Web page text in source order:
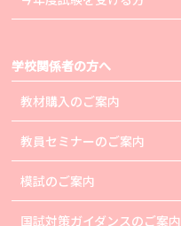
学校関係者の方へ
教材購入のご案内
教員セミナーのご案内
模試のご案内
国試対策ガイダンスのご案内